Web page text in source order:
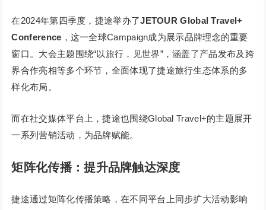
在2024年第四季度，捷途举办了JETOUR Global Travel+
Conference ，这一全球Campaign成为展示品牌理念的重要
窗口。大会主题围绕“以旅行，见世界”，涵盖了产品发布及跨
界合作亮相等多个环节，全面体现了捷途旅行生态体系的多
样化布局。
而在社交媒体平台上，捷途也围绕Global Travel+的主题展开
一系列营销活动，为品牌赋能。
矩阵化传播：提升品牌触达深度
捷途通过矩阵化传播策略，在不同平台上同步扩大活动影响